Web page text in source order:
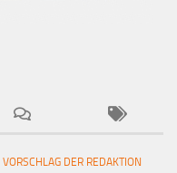
VORSCHLAG DER REDAKTION